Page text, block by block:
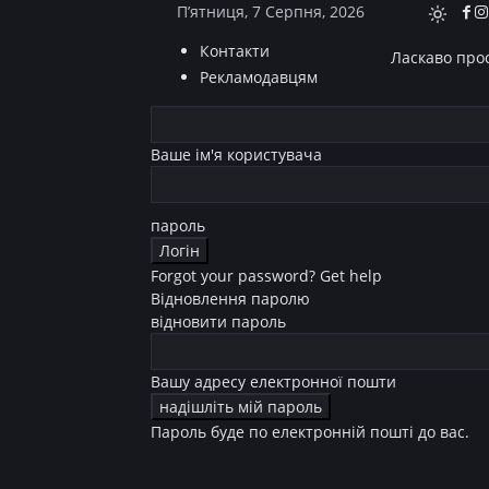
П’ятниця, 7 Серпня, 2026
Контакти
Рекламодавцям
Ласкаво
Ваше ім'я користувача
пароль
Forgot your password? Get help
Відновлення паролю
відновити пароль
Вашу адресу електронної пошти
Пароль буде по електронній пошті до вас.